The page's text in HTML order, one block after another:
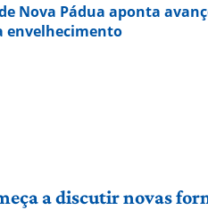
Nova Pádua aponta
envelhecimento
a discutir novas